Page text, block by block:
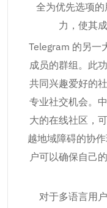
全为优先选项
力，使其
Telegram 的另一
成员的群组。此
共同兴趣爱好的
专业社交机会。
大的在线社区，
越地域障碍的协
户可以确保自己
对于多语言用